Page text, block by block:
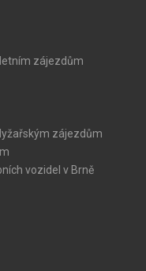
zájezdům
zájezdům
vozidel v Brně